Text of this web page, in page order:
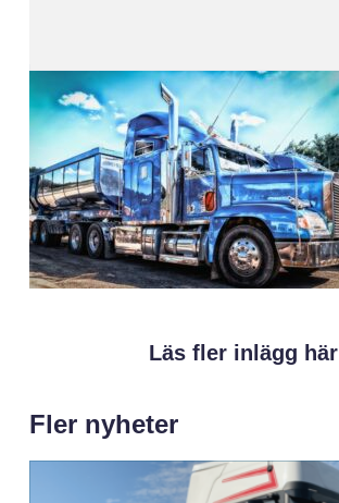
Läs fler inlägg här
Fler nyheter